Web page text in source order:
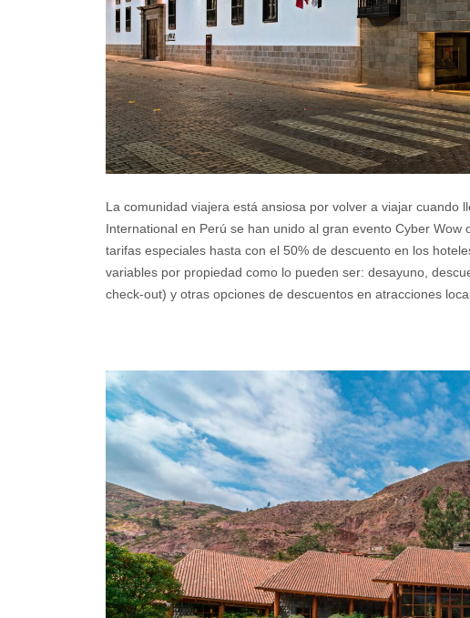
La comunidad viajera está ansiosa por volver a viajar cuando
International en Perú se han unido al gran evento Cyber
tarifas especiales hasta con el 50% de descuento en los
variables por propiedad como lo pueden ser: desayuno,
check-out) y otras opciones de descuentos en atracciones